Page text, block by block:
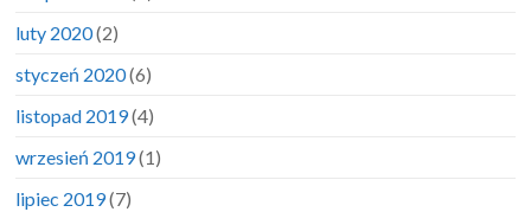
luty 2020(2)
styczeń 2020(6)
listopad 2019(4)
wrzesień 2019(1)
lipiec 2019(7)